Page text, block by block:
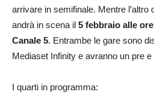
arrivare in semifinale. Mentre l’altro
andrà in scena il 5 febbraio alle
Canale 5. Entrambe le gare sono
Mediaset Infinity e avranno un pre e
I quarti in programma: